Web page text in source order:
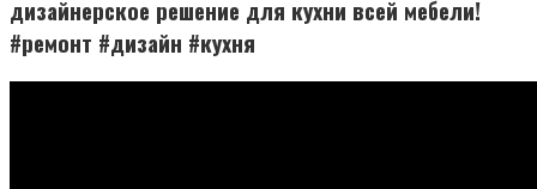
дизайнерское решение для кухни всей мебели!
#ремонт #дизайн #кухня